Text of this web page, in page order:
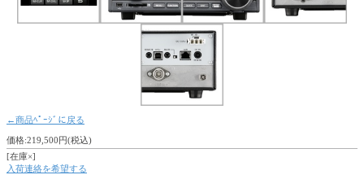
←商品ﾍﾟｰｼﾞに戻る
価格:219,500円(税込)
[在庫×]
入荷連絡を希望する